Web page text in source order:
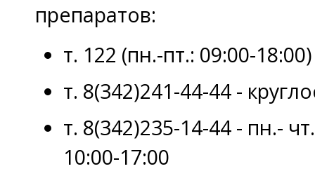
препаратов:
т. 122 (пн.-пт.: 09:00-18:00)
т. 8(342)241-44-44 -
т. 8(342)235-14-44 - пн.-
10:00-17:00